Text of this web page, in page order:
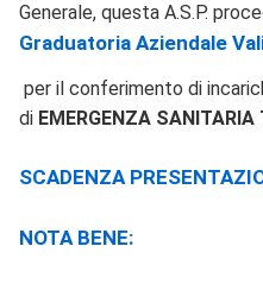
Generale, questa A.S.P.
Graduatoria Aziendale
per il conferimento di
di EMERGENZA SANITARIA
SCADENZA
NOTA BENE: